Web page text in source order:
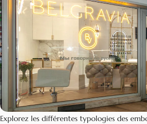
Explorez les différentes typologies des